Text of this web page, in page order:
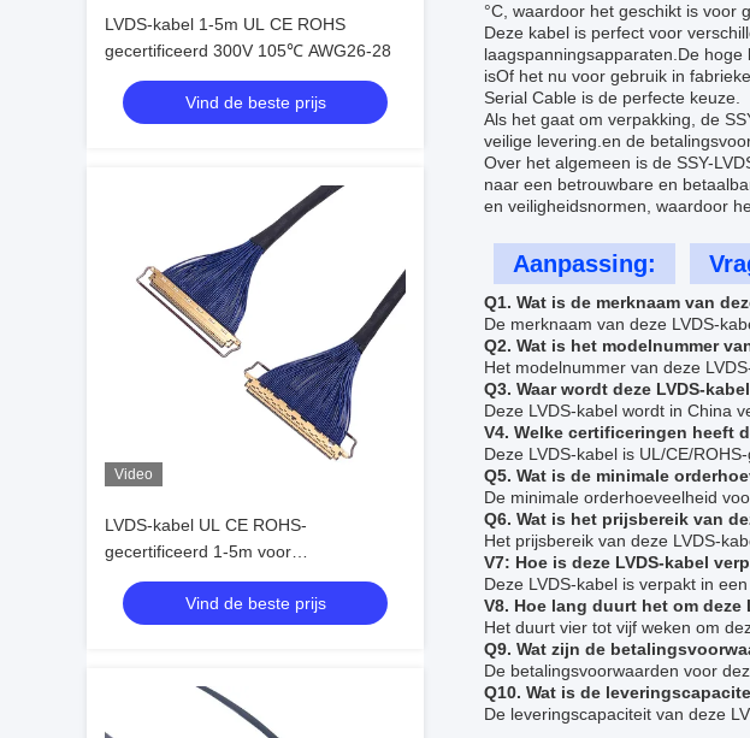
LVDS-kabel 1-5m UL CE ROHS
gecertificeerd 300V 105℃ AWG26-28
Vind de beste prijs
Video
LVDS-kabel UL CE ROHS-
gecertificeerd 1-5m voor
hogesnelheidsgegevensoverdracht
Vind de beste prijs
°C, waardoor het geschikt is voor
Deze kabel is perfect voor
laagspanningsapparaten.De
isOf het nu voor gebruik in
Serial Cable is de perfecte keuze.
Als het gaat om verpakking, de
veilige levering.en de
Over het algemeen is de SSY-
naar een betrouwbare en
en veiligheidsnormen, waardoor
Aanpassing:
Q1. Wat is de merknaam van
De merknaam van deze LVDS-
Q2. Wat is het modelnummer
Het modelnummer van deze
Q3. Waar wordt deze LVDS-
Deze LVDS-kabel wordt in China
V4. Welke certificeringen heeft
Deze LVDS-kabel is UL/CE/
Q5. Wat is de minimale
De minimale orderhoeveelheid
Q6. Wat is het prijsbereik van
Het prijsbereik van deze LVDS-
V7: Hoe is deze LVDS-kabel
Deze LVDS-kabel is verpakt in een
V8. Hoe lang duurt het om deze
Het duurt vier tot vijf weken om
Q9. Wat zijn de
De betalingsvoorwaarden voor
Q10. Wat is de
De leveringscapaciteit van deze